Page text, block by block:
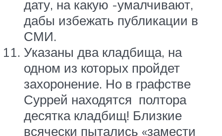
дату, на какую -умалчивают,
дабы избежать публикации в
СМИ.
Указаны два кладбища, на
одном из которых пройдет
захоронение. Но в графстве
Суррей находятся полтора
десятка кладбищ! Близкие
всячески пытались «замести